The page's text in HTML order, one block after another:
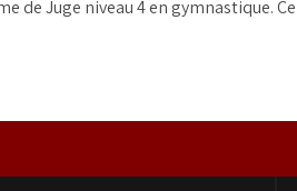
de Juge niveau 4 en gymnastique.